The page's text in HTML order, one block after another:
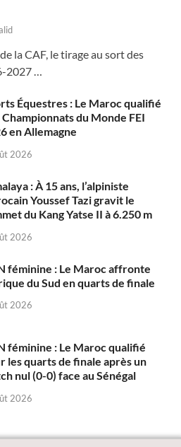
la CAF, le tirage au sort des
2027 …
Équestres : Le Maroc qualifié
du Monde FEI
en Allemagne
2026
: À 15 ans, l’alpiniste
Youssef Tazi gravit le
du Kang Yatse II à 6.250 m
2026
féminine : Le Maroc affronte
du Sud en quarts de finale
2026
féminine : Le Maroc qualifié
les quarts de finale après un
nul (0-0) face au Sénégal
2026